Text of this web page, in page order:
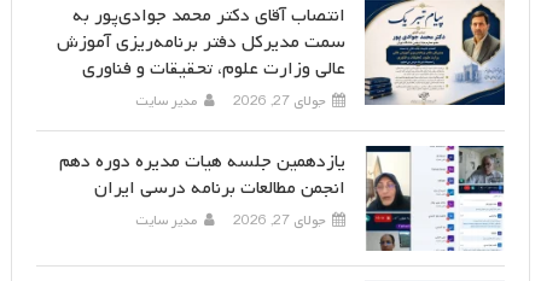
انتصاب آقای دکتر محمد جوادی‌پور به
سمت مدیرکل دفتر برنامه‌ریزی آموزش
عالی وزارت علوم، تحقیقات و فناوری
جولای 27, 2026 مدیر سایت
یازدهمین جلسه هیات مدیره دوره دهم
انجمن مطالعات برنامه درسی ایران
جولای 27, 2026 مدیر سایت